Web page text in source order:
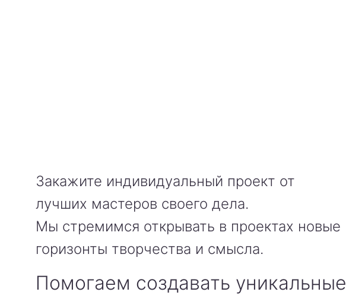
Закажите индивидуальный проект от
лучших мастеров своего дела.
Мы стремимся открывать в проектах новые
горизонты творчества и смысла.
Помогаем создавать уникальные